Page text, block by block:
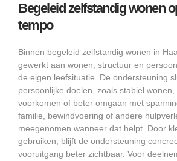
Begeleid zelfstandig wonen
tempo
Binnen begeleid zelfstandig wonen in
gewerkt aan wonen, structuur en
de eigen leefsituatie. De ondersteuning
persoonlijke doelen, zoals stabiel wonen,
voorkomen of beter omgaan met
familie, bewindvoering of andere
meegenomen wanneer dat helpt. Door
gebruiken, blijft de ondersteuning
vooruitgang beter zichtbaar. Voor